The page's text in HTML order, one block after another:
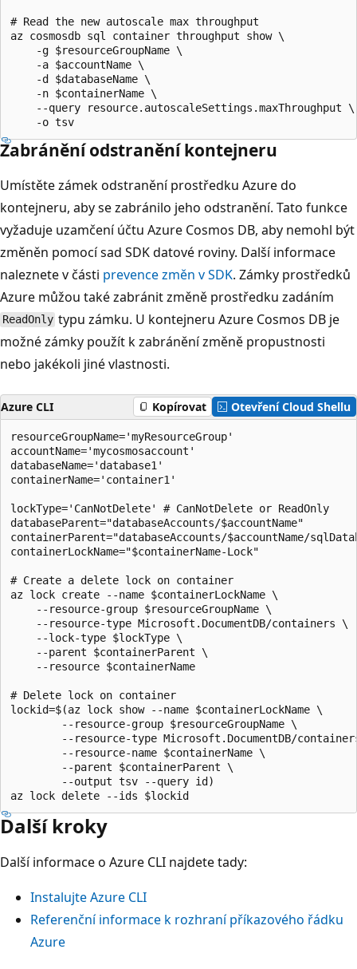
# Read the new autoscale max throughput
az cosmosdb sql container throughput show \
    -g $resourceGroupName \
    -a $accountName \
    -d $databaseName \
    -n $containerName \
    --query resource.autoscaleSettings.maxThroughput \
Zabránění odstranění kontejneru
Umístěte zámek odstranění prostředku Azure do
kontejneru, aby se zabránilo jeho odstranění. Tato funkce
vyžaduje uzamčení účtu Azure Cosmos DB, aby nemohl být
změněn pomocí sad SDK datové roviny. Další informace
naleznete v části prevence změn v SDK. Zámky prostředků
Azure můžou také zabránit změně prostředku zadáním
ReadOnly typu zámku. U kontejneru Azure Cosmos DB je
možné zámky použít k zabránění změně propustnosti
nebo jakékoli jiné vlastnosti.
Azure CLI Kopírovat Otevření Cloud Shellu
resourceGroupName='myResourceGroup'
accountName='mycosmosaccount'
databaseName='database1'
containerName='container1'
lockType='CanNotDelete' # CanNotDelete or ReadOnly
databaseParent="databaseAccounts/$accountName"
containerParent="databaseAccounts/$accountName/
containerLockName="$containerName-Lock"
# Create a delete lock on container
az lock create --name $containerLockName \
    --resource-group $resourceGroupName \
    --resource-type Microsoft.DocumentDB/containers \
    --lock-type $lockType \
    --parent $containerParent \
    --resource $containerName
# Delete lock on container
lockid=$(az lock show --name $containerLockName \
        --resource-group $resourceGroupName \
--resource-type Microsoft.DocumentDB/
        --resource-name $containerName \
        --parent $containerParent \
        --output tsv --query id)
Další kroky
Další informace o Azure CLI najdete tady:
Instalujte Azure CLI
Referenční informace k rozhraní příkazového řádku
Azure